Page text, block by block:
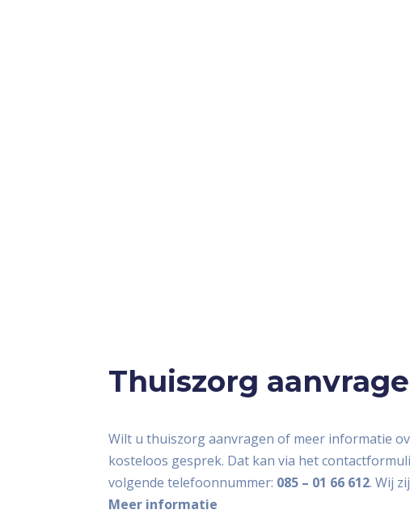
Thuiszorg
Wilt u thuiszorg aanvragen of meer informatie
kosteloos gesprek. Dat kan via het
volgende telefoonnummer: 085 – 01 66 612. Wij
Meer informatie